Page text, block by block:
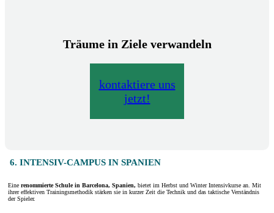
Träume in Ziele verwandeln
kontaktiere uns
jetzt!
6. INTENSIV-CAMPUS IN SPANIEN
Eine renommierte Schule in Barcelona, Spanien, bietet im Herbst und Winter Intensivkurse an. Mit
ihrer effektiven Trainingsmethodik stärken sie in kurzer Zeit die Technik und das taktische Verständnis
der Spieler.